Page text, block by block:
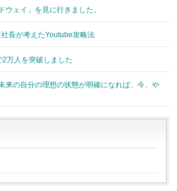
ウェイ」を見に行きました。
長が考えたYoutube攻略法
万人を突破しました
来の自分の理想の状態が明確になれば、今、や